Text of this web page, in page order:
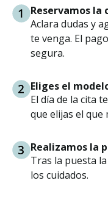
Reservamos la
Aclara dudas y
te venga. El
segura.
Eliges el
El día de la cita
que elijas el que
Realizamos la
Tras la puesta
los cuidados.